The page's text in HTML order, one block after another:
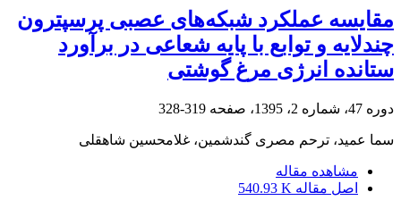
مقایسه عملکرد شبکه‌های عصبی پرسپترون
چندلایه و توابع با پایه شعاعی در برآورد
ستانده انرژی مرغ گوشتی
دوره 47، شماره 2، 1395، صفحه 319-328
سما عمید، ترحم مصری گندشمین، غلامحسین شاهقلی
مشاهده مقاله
اصل مقاله 540.93 K